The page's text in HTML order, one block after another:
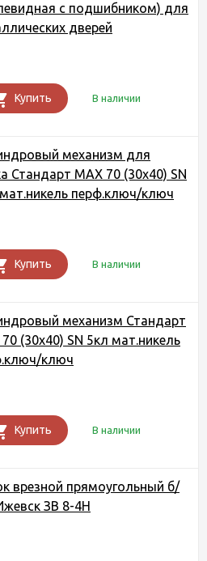
с подшибником) для
дверей
Купить В наличии
механизм для
Стандарт MAX 70 (30х40) SN
перф.ключ/ключ
Купить В наличии
механизм Стандарт
(30х40) SN 5кл мат.никель
ключ
Купить В наличии
врезной прямоугольный б/
ЗВ 8-4Н